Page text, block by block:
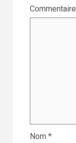
Commentaire
Nom *